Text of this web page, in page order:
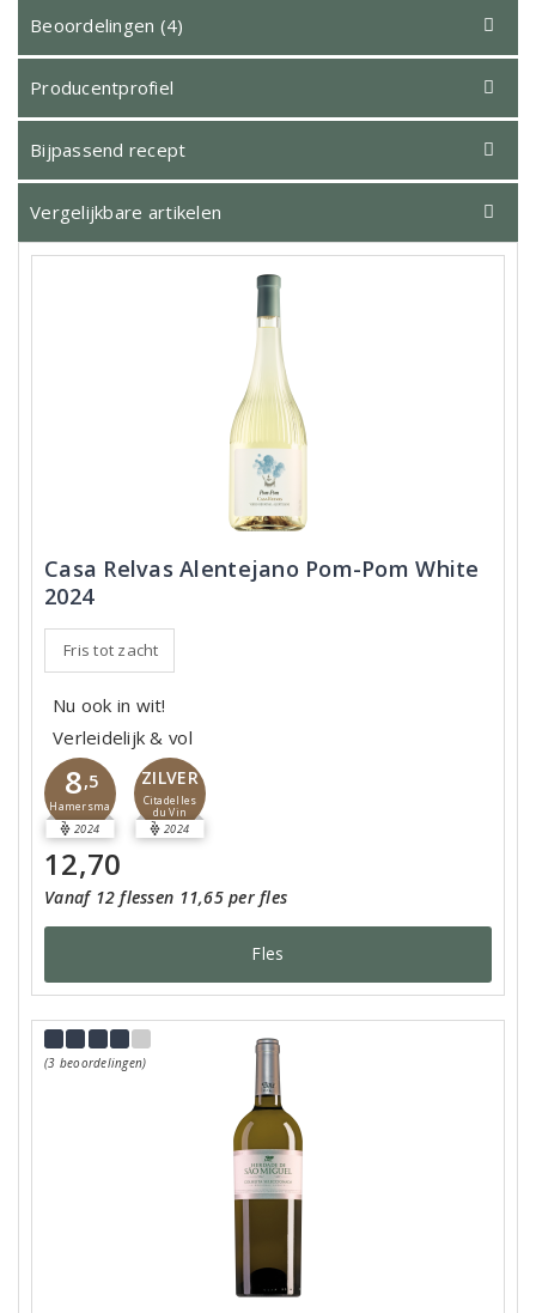
Beoordelingen (4)
Producentprofiel
Bijpassend recept
Vergelijkbare artikelen
Casa Relvas Alentejano Pom-Pom White
2024
Fris tot zacht
Nu ook in wit!
Verleidelijk & vol
8,5
Hamersma
2024
ZILVER
Citadelles
du Vin
2024
12,70
Vanaf 12 flessen 11,65 per fles
Fles
(3 beoordelingen)